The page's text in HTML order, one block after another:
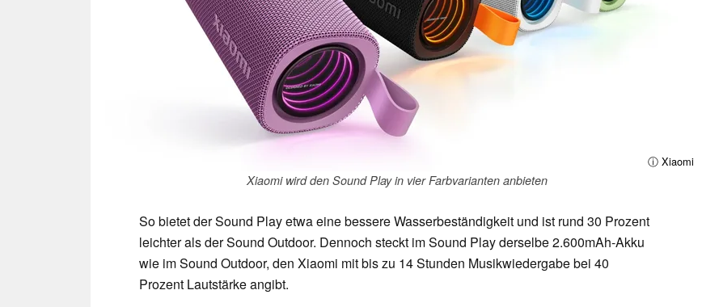
ⓘ Xiaomi
Xiaomi wird den Sound Play in vier Farbvarianten anbieten
So bietet der Sound Play etwa eine bessere Wasserbeständigkeit und ist rund 30 Prozent
leichter als der Sound Outdoor. Dennoch steckt im Sound Play derselbe 2.600mAh-Akku
wie im Sound Outdoor, den Xiaomi mit bis zu 14 Stunden Musikwiedergabe bei 40
Prozent Lautstärke angibt.